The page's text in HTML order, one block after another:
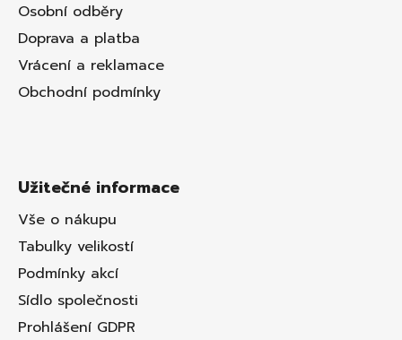
Osobní odběry
Doprava a platba
Vrácení a reklamace
Obchodní podmínky
Užitečné informace
Vše o nákupu
Tabulky velikostí
Podmínky akcí
Sídlo společnosti
Prohlášení GDPR